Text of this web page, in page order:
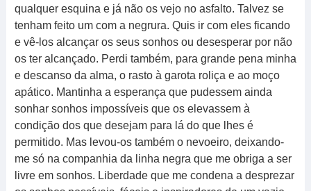
qualquer esquina e já não os vejo no asfalto. Talvez se
tenham feito um com a negrura. Quis ir com eles ficando
e vê-los alcançar os seus sonhos ou desesperar por não
os ter alcançado. Perdi também, para grande pena minha
e descanso da alma, o rasto à garota roliça e ao moço
apático. Mantinha a esperança que pudessem ainda
sonhar sonhos impossíveis que os elevassem à
condição dos que desejam para lá do que lhes é
permitido. Mas levou-os também o nevoeiro, deixando-
me só na companhia da linha negra que me obriga a ser
livre em sonhos. Liberdade que me condena a desprezar